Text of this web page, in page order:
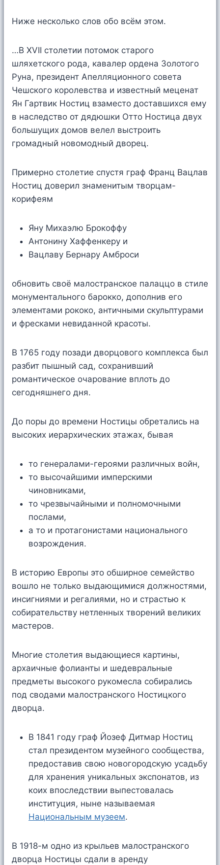
Ниже несколько слов обо всём этом.
…В XVII столетии потомок старого
шляхетского рода, кавалер ордена Золотого
Руна, президент Апелляционного совета
Чешского королевства и известный меценат
Ян Гартвик Ностиц взаместо доставшихся ему
в наследство от дядюшки Отто Ностица двух
большущих домов велел выстроить
громадный новомодный дворец.
Примерно столетие спустя граф Франц Вацлав
Ностиц доверил знаменитым творцам-
корифеям
Яну Михаэлю Брокоффу
Антонину Хаффенкеру и
Вацлаву Бернару Амброси
обновить своё малостранское палаццо в стиле
монументального барокко, дополнив его
элементами рококо, античными скульптурами
и фресками невиданной красоты.
В 1765 году позади дворцового комплекса был
разбит пышный сад, сохранивший
романтическое очарование вплоть до
сегодняшнего дня.
До поры до времени Ностицы обретались на
высоких иерархических этажах, бывая
то генералами-героями различных войн,
то высочайшими имперскими
чиновниками,
то чрезвычайными и полномочными
послами,
а то и протагонистами национального
возрождения.
В историю Европы это обширное семейство
вошло не только выдающимися должностями,
инсигниями и регалиями, но и страстью к
собирательству нетленных творений великих
мастеров.
Многие столетия выдающиеся картины,
архаичные фолианты и шедевральные
предметы высокого рукомесла собирались
под сводами малостранского Ностицкого
дворца.
В 1841 году граф Йозеф Дитмар Ностиц
стал президентом музейного сообщества,
предоставив свою новогородскую усадьбу
для хранения уникальных экспонатов, из
коих впоследствии выпестовалась
институция, ныне называемая
Национальным музеем.
В 1918-м одно из крыльев малостранского
дворца Ностицы сдали в аренду